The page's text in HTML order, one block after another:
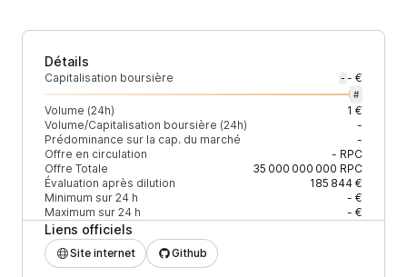
Détails
Capitalisation boursière - - €
#
Volume (24h)
1 €
Volume/Capitalisation boursière (24h)
-
Prédominance sur la cap. du marché
-
Offre en circulation
- RPC
Offre Totale
35 000 000 000 RPC
Évaluation après dilution
185 844 €
Minimum sur 24 h
- €
Maximum sur 24 h
- €
Liens officiels
Site internet Github